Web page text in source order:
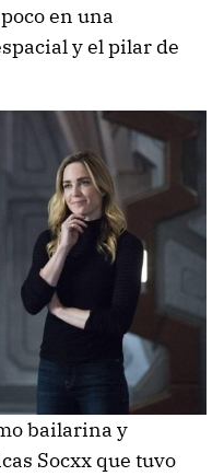
en una
y el pilar de
bailarina y
Socxx que tuvo